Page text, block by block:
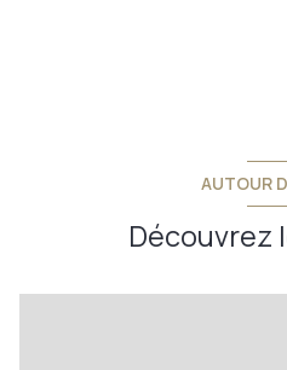
AUTOUR
Découvrez